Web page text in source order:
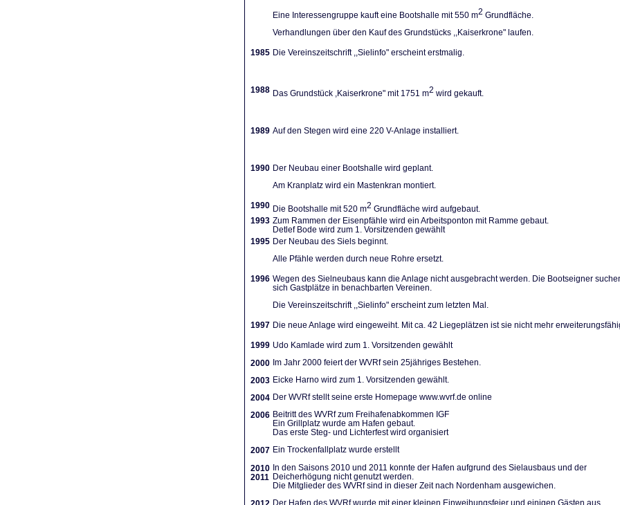
Eine Interessengruppe kauft eine Bootshalle mit 550 m2 Grundfläche.
Verhandlungen über den Kauf des Grundstücks ,,Kaiser­krone" laufen.
1985 Die Vereinszeitschrift ,,Sielinfo" erscheint erstmalig.
1988 Das Grundstück ,Kaiserkro­ne" mit 1751 m2 wird gekauft.
1989 Auf den Stegen wird eine 220 V-Anlage installiert.
1990 Der Neubau einer Bootshalle wird geplant.
Am Kranplatz wird ein Ma­stenkran montiert.
1990 Die Bootshalle mit 520 m2 Grundfläche wird aufgebaut.
1993 Zum Rammen der Eisenpfäh­le wird ein Arbeitsponton mit Ramme gebaut.
Detlef Bode wird zum 1. Vorsitzenden gewählt
1995 Der Neubau des Siels be­ginnt.
Alle Pfähle werden durch neue Rohre ersetzt.
1996 Wegen des Sielneubaus kann die Anlage nicht ausgebracht werden. Die Bootseigner
sich Gastplätze in be­nachbarten Vereinen.
Die Vereinszeitschrift ,,Sielinfo" erscheint zum letzten Mal.
1997 Die neue Anlage wird einge­weiht. Mit ca. 42 Liegeplätzen ist sie nicht mehr
1999
2000
2003
2004
2006
2007
2010
2011
Udo Kamlade wird zum 1. Vorsitzenden gewählt
Im Jahr 2000 feiert der WVRf sein 25jähriges Bestehen.
Eicke Harno wird zum 1. Vorsitzenden gewählt.
Der WVRf stellt seine erste Homepage www.wvrf.de online
Beitritt des WVRf zum Freihafenabkommen IGF
Ein Grillplatz wurde am Hafen gebaut.
Das erste Steg- und Lichterfest wird organisiert
Ein Trockenfallplatz wurde erstellt
In den Saisons 2010 und 2011 konnte der Hafen aufgrund des Sielausbaus und der
Deicherhögung nicht genutzt werden.
Die Mitglieder des WVRf sind in dieser Zeit nach Nordenham ausgewichen.
Der Hafen des WVRf wurde mit einer kleinen Einweihungsfeier und einigen Gästen aus